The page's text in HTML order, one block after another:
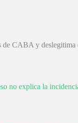
de CABA y
no explica la